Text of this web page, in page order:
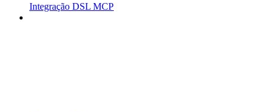
Integração DSL MCP